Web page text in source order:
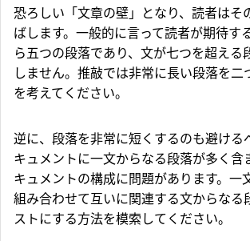
恐ろしい「文章の壁」となり、読者はそ
ばします。一般的に言って読者が期待す
ら五つの段落であり、文が七つを超える
しません。推敲では非常に長い段落を二
を考えてください。
逆に、段落を非常に短くするのも避ける
キュメントに一文からなる段落が多く含
キュメントの構成に問題があります。一
組み合わせて互いに関連する文からなる
ストにする方法を模索してください。